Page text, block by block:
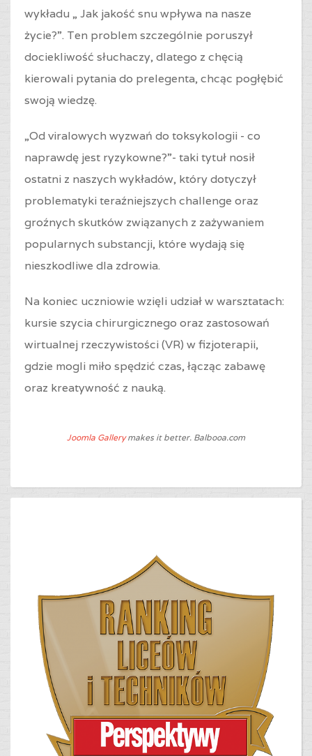
wykładu „ Jak jakość snu wpływa na nasze
życie?”. Ten problem szczególnie poruszył
dociekliwość słuchaczy, dlatego z chęcią
kierowali pytania do prelegenta, chcąc pogłębić
swoją wiedzę.
„Od viralowych wyzwań do toksykologii - co
naprawdę jest ryzykowne?”- taki tytuł nosił
ostatni z naszych wykładów, który dotyczył
problematyki teraźniejszych challenge oraz
groźnych skutków związanych z zażywaniem
popularnych substancji, które wydają się
nieszkodliwe dla zdrowia.
Na koniec uczniowie wzięli udział w warsztatach:
kursie szycia chirurgicznego oraz zastosowań
wirtualnej rzeczywistości (VR) w fizjoterapii,
gdzie mogli miło spędzić czas, łącząc zabawę
oraz kreatywność z nauką.
Joomla Gallerymakes it better. Balbooa.com